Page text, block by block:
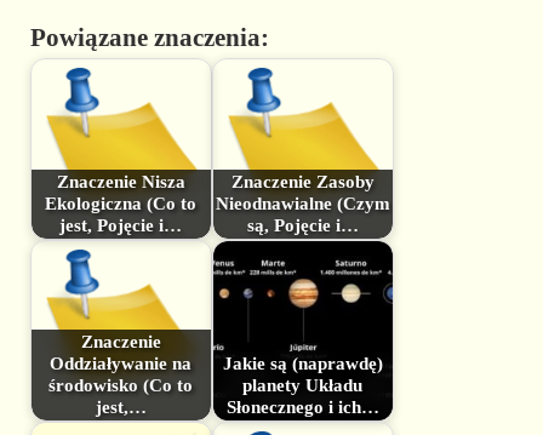
Powiązane znaczenia:
Znaczenie Nisza
Ekologiczna (Co to
jest, Pojęcie i…
Znaczenie Zasoby
Nieodnawialne (Czym
są, Pojęcie i…
Znaczenie
Oddziaływanie na
środowisko (Co to
jest,…
Jakie są (naprawdę)
planety Układu
Słonecznego i ich…